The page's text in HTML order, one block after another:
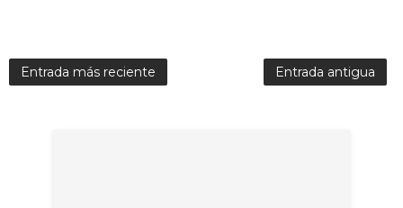
Entrada más reciente Entrada antigua